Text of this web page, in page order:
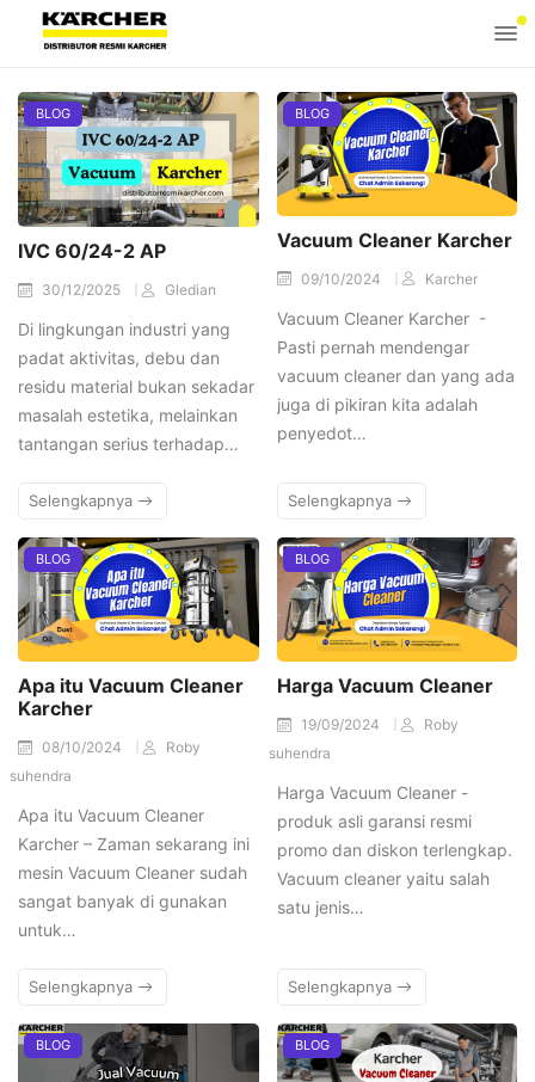
BLOG
IVC 60/24-2 AP
30/12/2025 Gledian
Di lingkungan industri yang
padat aktivitas, debu dan
residu material bukan sekadar
masalah estetika, melainkan
tantangan serius terhadap…
Selengkapnya
BLOG
Vacuum Cleaner Karcher
09/10/2024 Karcher
Vacuum Cleaner Karcher -
Pasti pernah mendengar
vacuum cleaner dan yang ada
juga di pikiran kita adalah
penyedot…
Selengkapnya
BLOG
Apa itu Vacuum Cleaner
Karcher
08/10/2024
Roby
suhendra
Apa itu Vacuum Cleaner
Karcher – Zaman sekarang ini
mesin Vacuum Cleaner sudah
sangat banyak di gunakan
untuk…
Selengkapnya
BLOG
Harga Vacuum Cleaner
19/09/2024
Roby
suhendra
Harga Vacuum Cleaner -
produk asli garansi resmi
promo dan diskon terlengkap.
Vacuum cleaner yaitu salah
satu jenis…
Selengkapnya
BLOG BLOG